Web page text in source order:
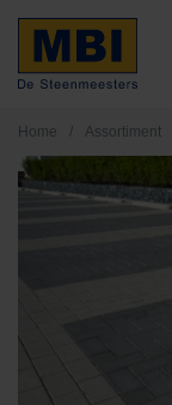
Home / Assortiment